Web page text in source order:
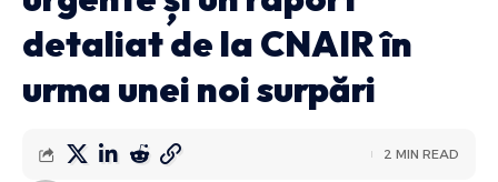
detaliat de la CNAIR în
urma unei noi surpări
2 MIN READ